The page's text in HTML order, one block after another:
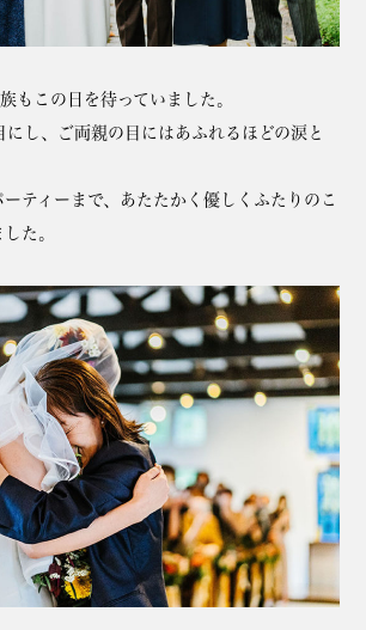
もこの日を待っていました。
し、ご両親の目にはあふれるほどの涙と
ティーまで、あたたかく優しくふたりのこ
た。